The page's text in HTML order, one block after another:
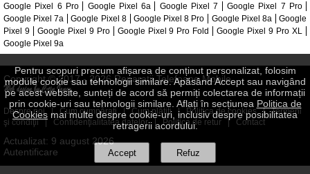
Google Pixel 6 Pro
Google Pixel 6a Google Pixel 7
Google Pixel 7 Pro
Google Pixel 7a
Google Pixel 8 Google Pixel 8 Pro Google Pixel 8a
Google
Pixel 9
Google Pixel 9 Pro Google Pixel 9 Pro Fold
Google Pixel 9 Pro XL
Google Pixel 9a
Copyright © 2017 - 2026 Reparatii Telefoane Mobile
Despre noi | Cum cumpăraţi | Cum plătiţi | Politica de cookies |
Termeni
şi condiţii
| Confidenţialitatea datelor | Politica de retur | Contact
Actualizat: 9 august 2026
Autentificare
Pentru scopuri precum afișarea de conținut personalizat, folosim
module cookie sau tehnologii similare. Apăsând Accept sau navigând
pe acest website, sunteți de acord să permiți colectarea de informații
prin cookie-uri sau tehnologii similare. Aflați în secțiunea Politica de
Cookies mai multe despre cookie-uri, inclusiv despre posibilitatea
retragerii acordului.